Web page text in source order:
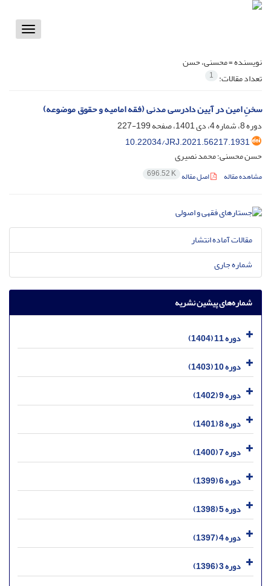
Toggle
نویسنده =محسنی، حسن
تعداد مقالات: 1
سخنِ امین در آیین دادرسی مدنی (فقه امامیه و حقوق موضوعه)
دوره 8، شماره 4، دی 1401، صفحه
199-227
10.22034/JRJ.2021.56217.1931
حسن محسنی؛ محمد نصیری
مشاهده مقاله اصل مقاله 696.52 K
مقالات آماده انتشار
شماره جاری
شماره‌های پیشین نشریه
دوره 11 (1404)
دوره 10 (1403)
دوره 9 (1402)
دوره 8 (1401)
دوره 7 (1400)
دوره 6 (1399)
دوره 5 (1398)
دوره 4 (1397)
دوره 3 (1396)